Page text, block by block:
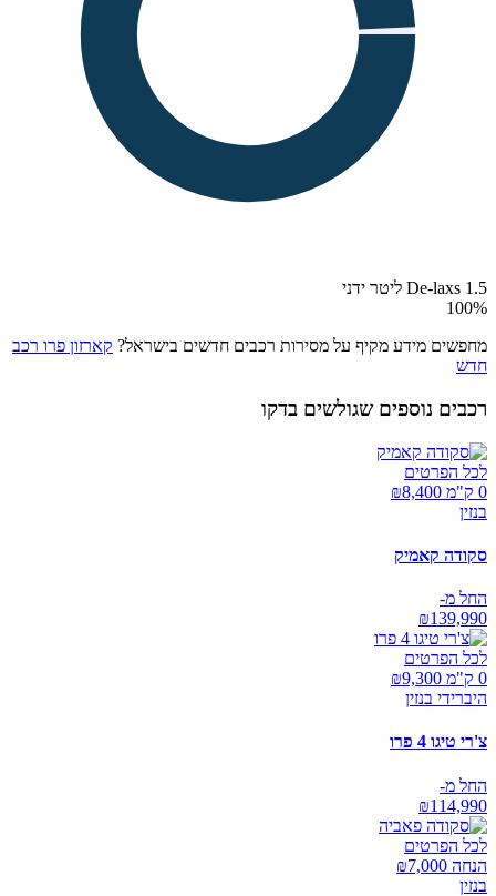
De-laxs 1.5 ליטר ידני
100%
מחפשים מידע מקיף על מסירות רכבים חדשים בישראל? קארזון פרו רכב
חדש
רכבים נוספים שגולשים בדקו
לכל הפרטים
0 ק"מ ₪
8,400
בנזין
סקודה קאמיק
החל מ-
₪139,990
לכל הפרטים
0 ק"מ ₪
9,300
היברידי בנזין
צ'רי טיגו 4 פרו
החל מ-
₪114,990
לכל הפרטים
הנחה ₪ 7,000
בנזין